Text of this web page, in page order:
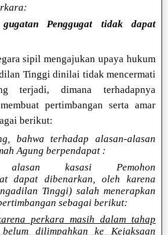
gugatan Penggugat tidak dapat
sipil mengajukan upaya hukum
Tinggi dinilai tidak mencermati
terjadi, dimana terhadapnya
pertimbangan serta amar
berikut:
bahwa terhadap alasan-alasan
Agung berpendapat :
alasan kasasi Pemohon
dapat dibenarkan, oleh karena
Tinggi) salah menerapkan
sebagai berikut:
perkara masih dalam tahap
dilimpahkan ke Kejaksaan